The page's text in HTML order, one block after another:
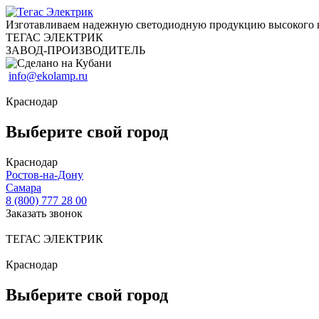
Изготавливаем надежную светодиодную продукцию высокого
ТЕГАС ЭЛЕКТРИК
ЗАВОД-ПРОИЗВОДИТЕЛЬ
info@ekolamp.ru
Краснодар
Выберите свой город
Краснодар
Ростов-на-Дону
Самара
8 (800) 777 28 00
Заказать звонок
ТЕГАС ЭЛЕКТРИК
Краснодар
Выберите свой город